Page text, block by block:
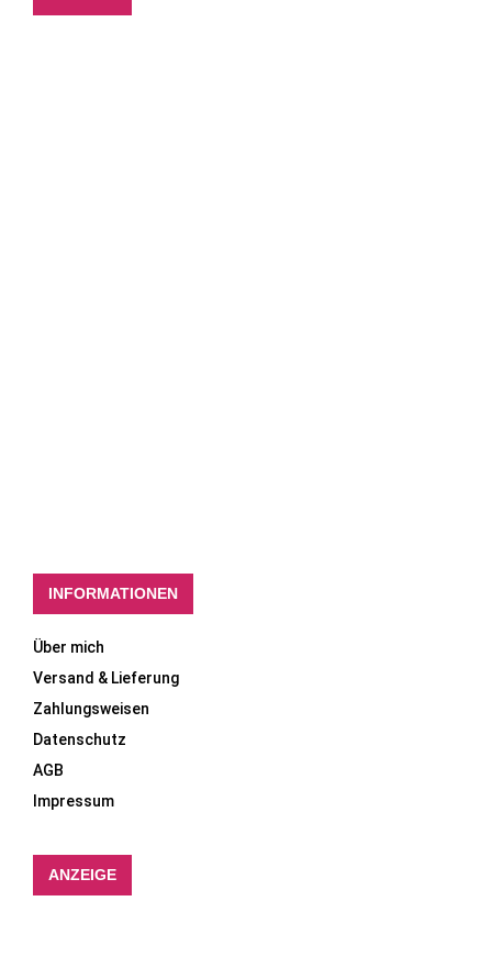
INFORMATIONEN
Über mich
Versand & Lieferung
Zahlungsweisen
Datenschutz
AGB
Impressum
ANZEIGE